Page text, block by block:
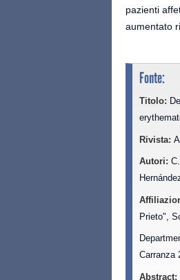
pazienti
aumentato
Fonte:
Titolo:
Rivista:
Autori:
Prieto",
Carranza
Abstract: